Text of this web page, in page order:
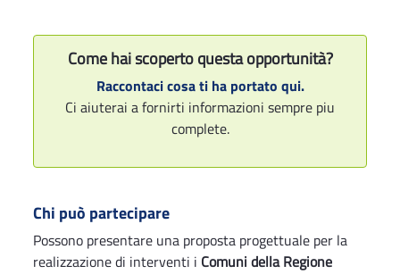
Come hai scoperto questa opportunità?
Raccontaci cosa ti ha portato qui.
Ci aiuterai a fornirti informazioni sempre piu
complete.
Chi può partecipare
Possono presentare una proposta progettuale per la
realizzazione di interventi i Comuni della Regione